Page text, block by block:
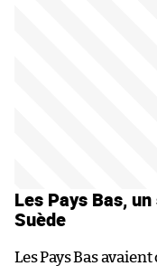
Les Pays Bas,
Suède
Les Pays Bas